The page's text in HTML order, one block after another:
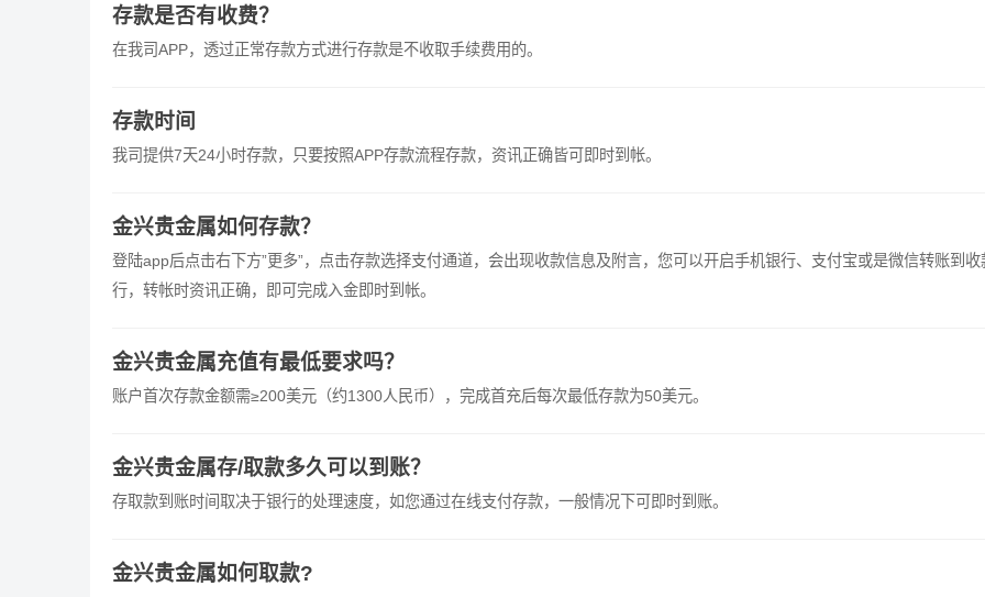
存款是否有收费？
在我司APP，透过正常存款方式进行存款是不收取手续费用的。
存款时间
我司提供7天24小时存款，只要按照APP存款流程存款，资讯正确皆可即时到帐。
金兴贵金属如何存款？
登陆app后点击右下方”更多”，点击存款选择支付通道，会出现收款信息及附言，您可以开启手机银行、支付宝或是微信转账到收
行，转帐时资讯正确，即可完成入金即时到帐。
金兴贵金属充值有最低要求吗？
账户首次存款金额需≥200美元（约1300人民币），完成首充后每次最低存款为50美元。
金兴贵金属存/取款多久可以到账？
存取款到账时间取决于银行的处理速度，如您通过在线支付存款，一般情况下可即时到账。
金兴贵金属如何取款?